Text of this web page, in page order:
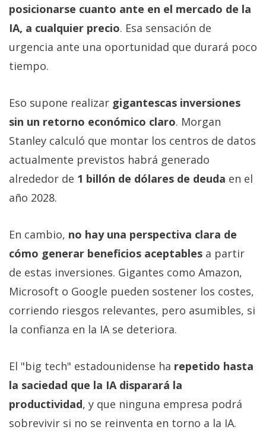
posicionarse cuanto ante en el mercado de la
IA, a cualquier precio. Esa sensación de
urgencia ante una oportunidad que durará poco
tiempo.
Eso supone realizar gigantescas inversiones
sin un retorno económico claro. Morgan
Stanley calculó que montar los centros de datos
actualmente previstos habrá generado
alrededor de 1 billón de dólares de deuda en el
año 2028.
En cambio, no hay una perspectiva clara de
cómo generar beneficios aceptables a partir
de estas inversiones. Gigantes como Amazon,
Microsoft o Google pueden sostener los costes,
corriendo riesgos relevantes, pero asumibles, si
la confianza en la IA se deteriora.
El "big tech" estadounidense ha repetido hasta
la saciedad que la IA disparará la
productividad, y que ninguna empresa podrá
sobrevivir si no se reinventa en torno a la IA.